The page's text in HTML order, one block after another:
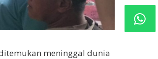
meninggal dunia